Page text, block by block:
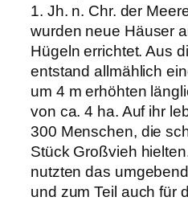
1. Jh. n. Chr. der
wurden neue Häuser
Hügeln errichtet. Aus
entstand allmählich
um 4 m erhöhten
von ca. 4 ha. Auf ihr
300 Menschen, die
Stück Großvieh
nutzten das
und zum Teil auch für